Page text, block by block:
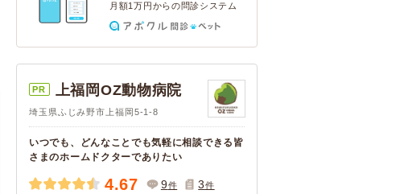
月額1万円からの問診システム
PR 上福岡OZ動物病院
埼玉県ふじみ野市上福岡5-1-8
いつでも、どんなことでも気軽に相談できる皆
さまのホームドクターでありたい
4.67 9件 3件